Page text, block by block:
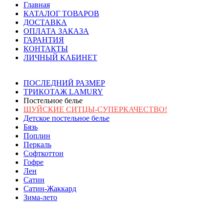
Главная
КАТАЛОГ ТОВАРОВ
ДОСТАВКА
ОПЛАТА ЗАКАЗА
ГАРАНТИЯ
КОНТАКТЫ
ЛИЧНЫЙ КАБИНЕТ
ПОСЛЕДНИЙ РАЗМЕР
ТРИКОТАЖ LAMURY
Постельное белье
ШУЙСКИЕ СИТЦЫ-СУПЕРКАЧЕСТВО!
Детское постельное белье
Бязь
Поплин
Перкаль
Софткоттон
Гофре
Лен
Сатин
Сатин-Жаккард
Зима-лето